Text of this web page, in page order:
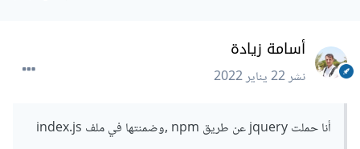
الانتباه بدون تضمين jquery لن تعمل أكود Javascript
document ). ready (function ()
{
أسامة زيادة
نشر22 يناير 2022
أنا حملت jquery عن طريق npm ,وضمنتها في ملف index.js